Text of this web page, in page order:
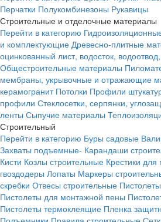
Перчатки Полукомбинезоны Рукавицы
Строительные и отделочные материалы
Перейти в категорию
и комплектующие Древесно-плитные
оцинкованный лист, водосток,
Общестроительные материалы
мембраны, укрывочные и отражающие
керамогранит Потолки Профили
профили Стеклосетки, серпянки,
ленты Сыпучие материалы
Строительный
Перейти в категорию Буры садовые
Захваты подъемные- Карандаши
Кисти Козлы строительные Крестики для
гвоздодеры Лопаты Маркеры
скребки Отвесы строительные
Пистолеты для монтажной пены
Пистолеты термоклеящие Пленка